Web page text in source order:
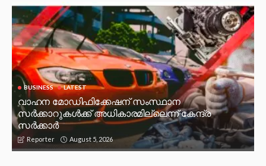
BUSINESS LATEST
വാഹന മോഡിഫിക്കേഷന് സംസ്ഥാന
സർക്കാറുകൾക്ക് അധികാരമില്ലെന്ന് കേന്ദ്ര
സർക്കാർ
Reporter August 5, 2026